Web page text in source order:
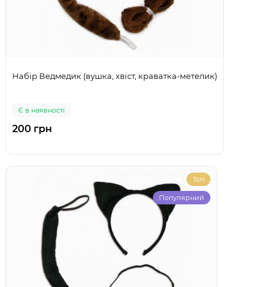
Набір Ведмедик (вушка, хвіст, краватка-метелик)
Є в наявності
200 грн
Топ
Популярний